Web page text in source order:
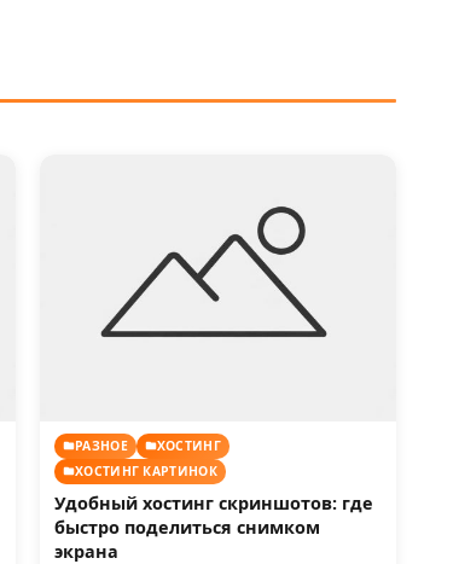
РАЗНОЕ
ХОСТИНГ
ХОСТИНГ КАРТИНОК
Удобный хостинг скриншотов: где
быстро поделиться снимком
экрана